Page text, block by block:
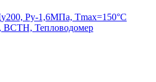
Ру-1,6МПа, Тmax=150°С
ВСТН, Тепловодомер